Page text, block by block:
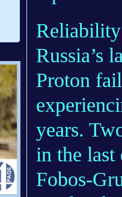
Reliability
Russia’s
Proton
years.
in the last
Fobos-